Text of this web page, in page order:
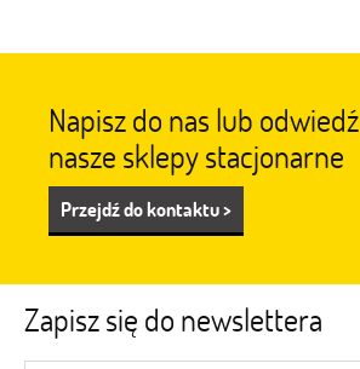
Napisz do nas lub odwiedź
nasze sklepy stacjonarne
Przejdź do kontaktu >
Zapisz się do newslettera